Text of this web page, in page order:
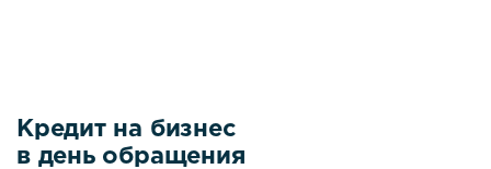
Кредит на бизнес
в день обращения